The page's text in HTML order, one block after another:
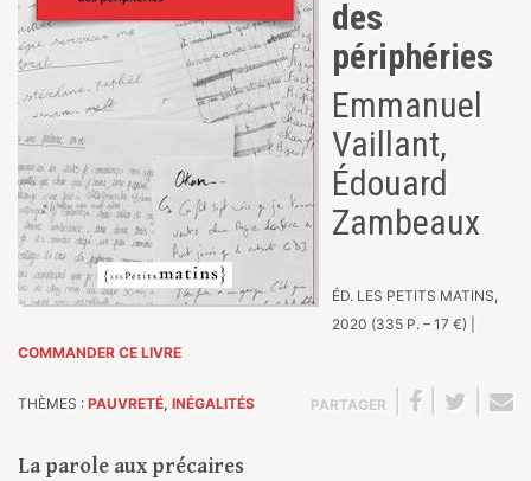
des
périphéries
Emmanuel
Vaillant,
Édouard
Zambeaux
ÉD. LES PETITS MATINS,
2020 (335 P. – 17 €) |
COMMANDER CE LIVRE
THÈMES : PAUVRETÉ, INÉGALITÉS PARTAGER
La parole aux précaires